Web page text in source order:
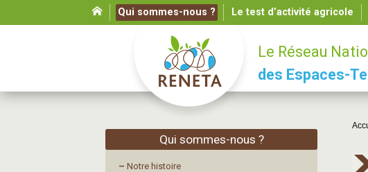
Qui sommes-nous ? Le test d’activité agricole
Le Réseau
des Espaces-
Qui sommes-nous ?
– Notre histoire